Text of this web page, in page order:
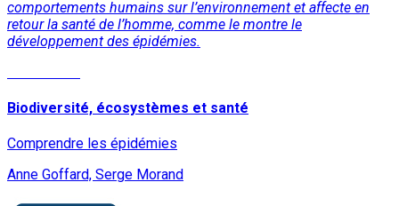
comportements humains sur l’environnement et affecte en
retour la santé de l’homme, comme le montre le
développement des épidémies.
Biodiversité, écosystèmes et santé
Comprendre les épidémies
Anne Goffard, Serge Morand